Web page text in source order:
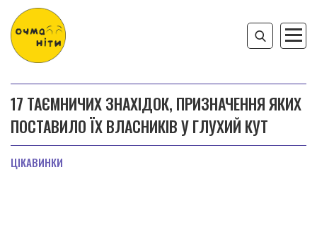
17 ТАЄМНИЧИХ ЗНАХІДОК, ПРИЗНАЧЕННЯ ЯКИХ
ПОСТАВИЛО ЇХ ВЛАСНИКІВ У ГЛУХИЙ КУТ
ЦІКАВИНКИ